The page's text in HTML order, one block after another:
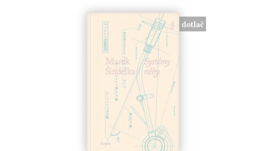
dotlač